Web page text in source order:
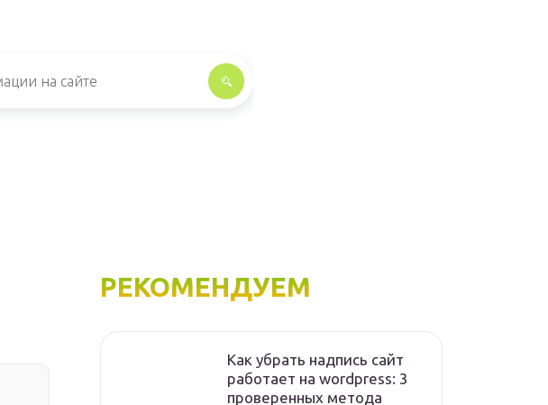
РЕКОМЕНДУЕМ
Как убрать надпись сайт
работает на wordpress: 3
проверенных метода